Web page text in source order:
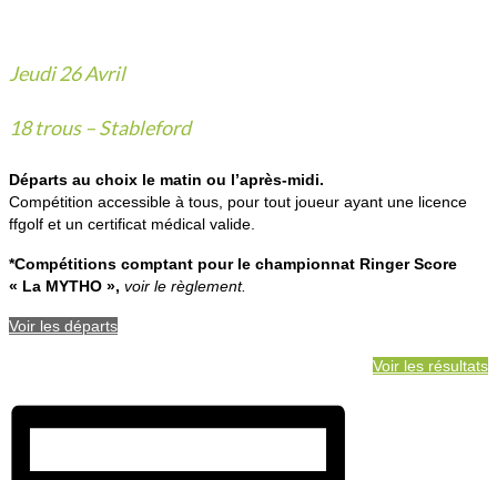
Jeudi 26 Avril
18 trous – Stableford
Départs au choix le matin ou l’après-midi.
Compétition accessible à tous, pour tout joueur ayant une licence
ffgolf et un certificat médical valide.
*Compétitions comptant pour le championnat Ringer Score
« La MYTHO », voir le règlement.
Voir les départs
Voir les résultats